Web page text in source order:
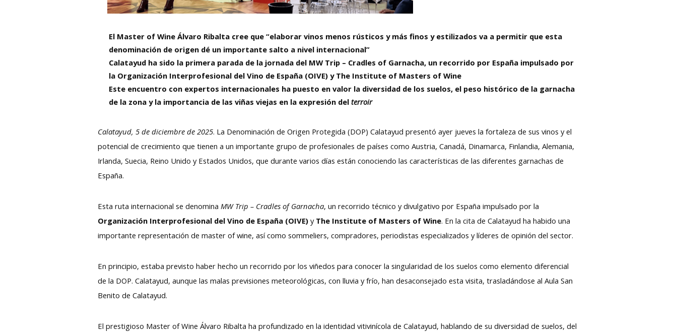
El Master of Wine Álvaro Ribalta cree que “elaborar vinos menos rústicos y más finos y estilizados va a permitir que esta
denominación de origen dé un importante salto a nivel internacional”
Calatayud ha sido la primera parada de la jornada del MW Trip – Cradles of Garnacha, un recorrido por España impulsado por
la Organización Interprofesional del Vino de España (OIVE) y The Institute of Masters of Wine
Este encuentro con expertos internacionales ha puesto en valor la diversidad de los suelos, el peso histórico de la garnacha
de la zona y la importancia de las viñas viejas en la expresión delterroir
Calatayud, 5 de diciembre de 2025. La Denominación de Origen Protegida (DOP) Calatayud presentó ayer jueves la fortaleza de sus vinos y el
potencial de crecimiento que tienen a un importante grupo de profesionales de países como Austria, Canadá, Dinamarca, Finlandia, Alemania,
Irlanda, Suecia, Reino Unido y Estados Unidos, que durante varios días están conociendo las características de las diferentes garnachas de
España.
Esta ruta internacional se denominaMW Trip – Cradles of Garnacha, un recorrido técnico y divulgativo por España impulsado por la
Organización Interprofesional del Vino de España (OIVE) y The Institute of Masters of Wine. En la cita de Calatayud ha habido una
importante representación de master of wine, así como sommeliers, compradores, periodistas especializados y líderes de opinión del sector.
En principio, estaba previsto haber hecho un recorrido por los viñedos para conocer la singularidad de los suelos como elemento diferencial
de la DOP. Calatayud, aunque las malas previsiones meteorológicas, con lluvia y frío, han desaconsejado esta visita, trasladándose al Aula San
Benito de Calatayud.
El prestigioso Master of Wine Álvaro Ribalta ha profundizado en la identidad vitivinícola de Calatayud, hablando de su diversidad de suelos, del